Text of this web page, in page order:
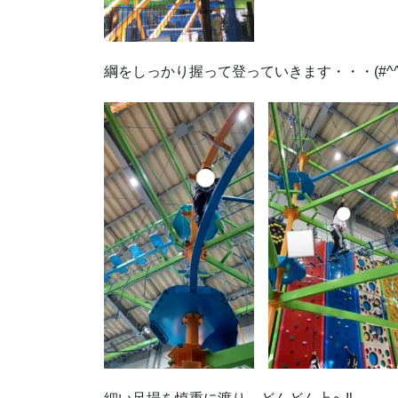
綱をしっかり握って登っていきます・・・